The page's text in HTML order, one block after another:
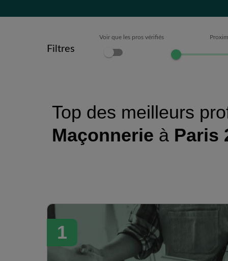
Filtres
Voir que les pros vérifiés
Top des meilleurs
Maçonnerie à Paris
1